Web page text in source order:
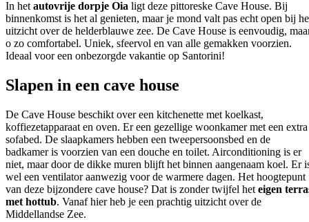
In het autovrije dorpje Oia ligt deze pittoreske Cave House. Bij
binnenkomst is het al genieten, maar je mond valt pas echt open bij
uitzicht over de helderblauwe zee. De Cave House is eenvoudig,
o zo comfortabel. Uniek, sfeervol en van alle gemakken voorzien.
Ideaal voor een onbezorgde vakantie op Santorini!
Slapen in een cave house
De Cave House beschikt over een kitchenette met koelkast,
koffiezetapparaat en oven. Er een gezellige woonkamer met een extra
sofabed. De slaapkamers hebben een tweepersoonsbed en de
badkamer is voorzien van een douche en toilet. Airconditioning is er
niet, maar door de dikke muren blijft het binnen aangenaam koel. Er
wel een ventilator aanwezig voor de warmere dagen. Het hoogtepunt
van deze bijzondere cave house? Dat is zonder twijfel het eigen
met hottub. Vanaf hier heb je een prachtig uitzicht over de
Middellandse Zee.